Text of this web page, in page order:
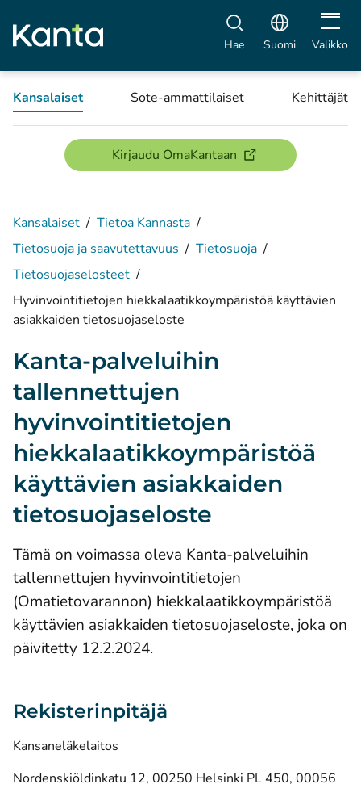
Hae Suomi Avaa
Valikko
Kansalaiset Sote-ammattilaiset Kehittäjät
Kirjaudu OmaKantaan(avautuu uuteen
Kansalaiset / Tietoa Kannasta /
Tietosuoja ja saavutettavuus / Tietosuoja /
Tietosuojaselosteet /
Hyvinvointitietojen hiekkalaatikkoympäristöä käyttävien
asiakkaiden tietosuojaseloste
Kanta-palveluihin
tallennettujen
hyvinvointitietojen
hiekkalaatikkoympäristöä
käyttävien asiakkaiden
tietosuojaseloste
Tämä on voimassa oleva Kanta-palveluihin
tallennettujen hyvinvointitietojen
(Omatietovarannon) hiekkalaatikkoympäristöä
käyttävien asiakkaiden tietosuojaseloste, joka on
päivitetty 12.2.2024.
Rekisterinpitäjä
Kansaneläkelaitos
Nordenskiöldinkatu 12, 00250 Helsinki PL 450, 00056